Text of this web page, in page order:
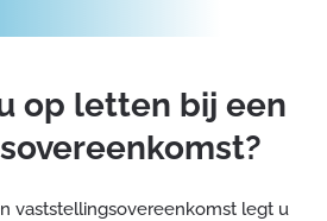
op letten bij een
vaststellingsovereenkomst legt u